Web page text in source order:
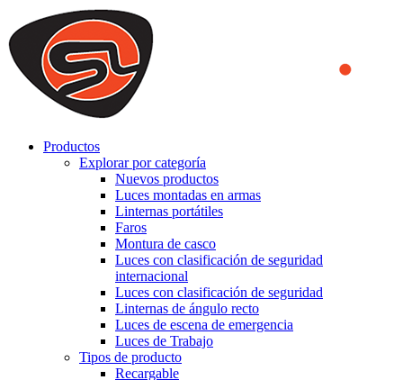
We use cookies to ensure that we provide you the best experience
on our website. By continuing to browse this website, you accept
that cookies are used to help us analyze how the website is used and
to offer you a better experience. To learn more or to find out how
you can disable cookies, you can access our
Productos
Explorar por categoría
Nuevos productos
Luces montadas en armas
Linternas portátiles
Faros
Montura de casco
Luces con clasificación de seguridad
internacional
Luces con clasificación de seguridad
Linternas de ángulo recto
Luces de escena de emergencia
Luces de Trabajo
Tipos de producto
Recargable